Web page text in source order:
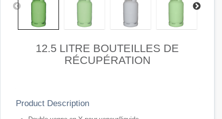
12.5 LITRE BOUTEILLES DE
RÉCUPÉRATION
Product Description